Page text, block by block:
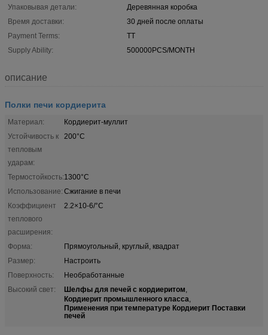
Упаковывая детали:
Деревянная коробка
Время доставки:
30 дней после оплаты
Payment Terms:
TT
Supply Ability:
500000PCS/MONTH
описание
Полки печи кордиерита
Материал:
Кордиерит-муллит
Устойчивость к
тепловым
ударам:
200°С
Термостойкость:1300°C
Использование: Сжигание в печи
Коэффициент
теплового
расширения:
2.2×10-6/°C
Форма:
Прямоугольный, круглый, квадрат
Размер:
Настроить
Поверхность:
Необработанные
Высокий свет:
Шелфы для печей с кордиеритом,
Кордиерит промышленного класса,
Применения при температуре Кордиерит Поставки
печей